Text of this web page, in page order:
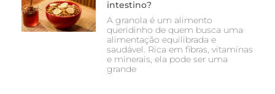
intestino?
A granola é um alimento
queridinho de quem busca uma
alimentação equilibrada e
saudável. Rica em fibras, vitaminas
e minerais, ela pode ser uma
grande